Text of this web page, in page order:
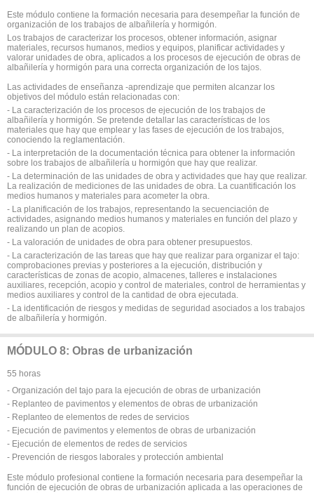
Este módulo contiene la formación necesaria para desempeñar la función de
organización de los trabajos de albañilería y hormigón.
Los trabajos de caracterizar los procesos, obtener información, asignar
materiales, recursos humanos, medios y equipos, planificar actividades y
valorar unidades de obra, aplicados a los procesos de ejecución de obras de
albañilería y hormigón para una correcta organización de los tajos.
Las actividades de enseñanza -aprendizaje que permiten alcanzar los
objetivos del módulo están relacionadas con:
- La caracterización de los procesos de ejecución de los trabajos de
albañilería y hormigón. Se pretende detallar las características de los
materiales que hay que emplear y las fases de ejecución de los trabajos,
conociendo la reglamentación.
- La interpretación de la documentación técnica para obtener la información
sobre los trabajos de albañilería u hormigón que hay que realizar.
- La determinación de las unidades de obra y actividades que hay que realizar.
La realización de mediciones de las unidades de obra. La cuantificación los
medios humanos y materiales para acometer la obra.
- La planificación de los trabajos, representando la secuenciación de
actividades, asignando medios humanos y materiales en función del plazo y
realizando un plan de acopios.
- La valoración de unidades de obra para obtener presupuestos.
- La caracterización de las tareas que hay que realizar para organizar el tajo:
comprobaciones previas y posteriores a la ejecución, distribución y
características de zonas de acopio, almacenes, talleres e instalaciones
auxiliares, recepción, acopio y control de materiales, control de herramientas y
medios auxiliares y control de la cantidad de obra ejecutada.
- La identificación de riesgos y medidas de seguridad asociados a los trabajos
de albañilería y hormigón.
MÓDULO 8: Obras de urbanización
55 horas
- Organización del tajo para la ejecución de obras de urbanización
- Replanteo de pavimentos y elementos de obras de urbanización
- Replanteo de elementos de redes de servicios
- Ejecución de pavimentos y elementos de obras de urbanización
- Ejecución de elementos de redes de servicios
- Prevención de riesgos laborales y protección ambiental
Este módulo profesional contiene la formación necesaria para desempeñar la
función de ejecución de obras de urbanización aplicada a las operaciones de